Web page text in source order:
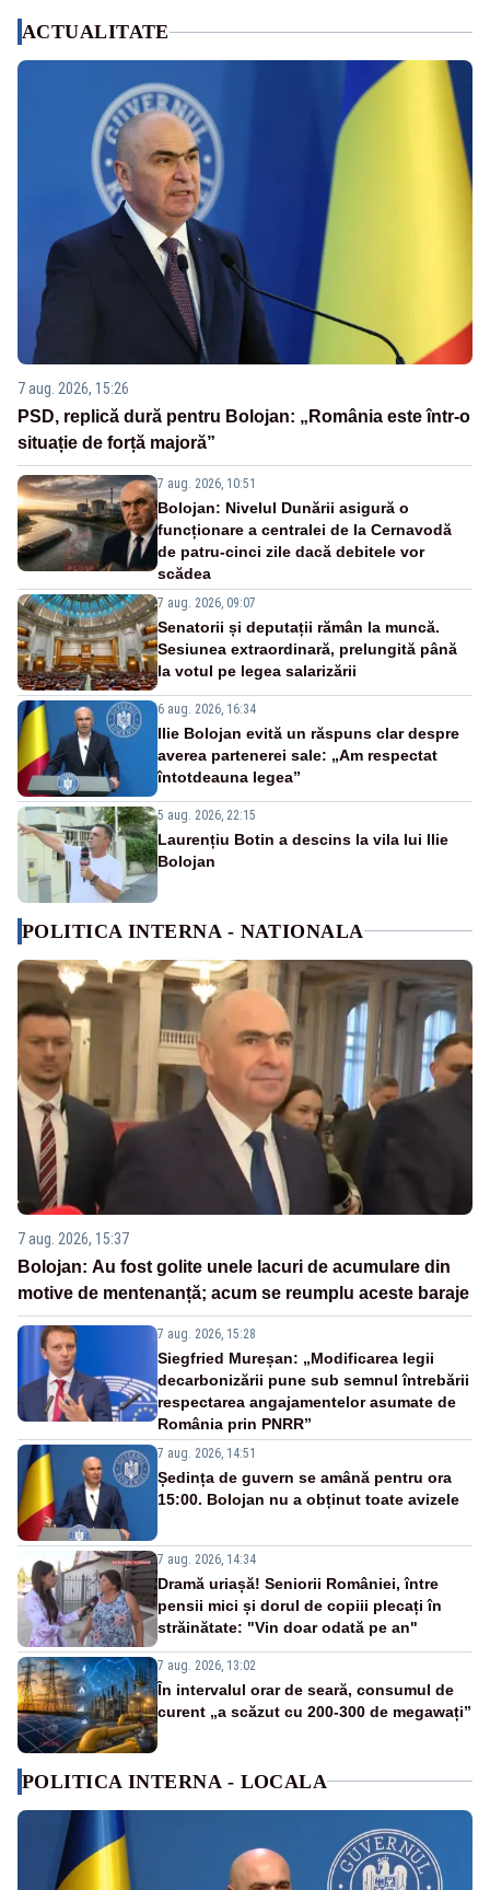
ACTUALITATE
7 aug. 2026, 15:26
PSD, replică dură pentru Bolojan: „România este într-o
situație de forță majoră”
7 aug. 2026, 10:51
Bolojan: Nivelul Dunării asigură o
funcționare a centralei de la Cernavodă
de patru-cinci zile dacă debitele vor
scădea
7 aug. 2026, 09:07
Senatorii și deputații rămân la muncă.
Sesiunea extraordinară, prelungită până
la votul pe legea salarizării
6 aug. 2026, 16:34
Ilie Bolojan evită un răspuns clar despre
averea partenerei sale: „Am respectat
întotdeauna legea”
5 aug. 2026, 22:15
Laurențiu Botin a descins la vila lui Ilie
Bolojan
POLITICA INTERNA - NATIONALA
7 aug. 2026, 15:37
Bolojan: Au fost golite unele lacuri de acumulare din
motive de mentenanță; acum se reumplu aceste baraje
7 aug. 2026, 15:28
Siegfried Mureșan: „Modificarea legii
decarbonizării pune sub semnul întrebării
respectarea angajamentelor asumate de
România prin PNRR”
7 aug. 2026, 14:51
Ședința de guvern se amână pentru ora
15:00. Bolojan nu a obținut toate avizele
7 aug. 2026, 14:34
Dramă uriașă! Seniorii României, între
pensii mici și dorul de copiii plecați în
străinătate: "Vin doar odată pe an"
7 aug. 2026, 13:02
În intervalul orar de seară, consumul de
curent „a scăzut cu 200-300 de megawați”
POLITICA INTERNA - LOCALA